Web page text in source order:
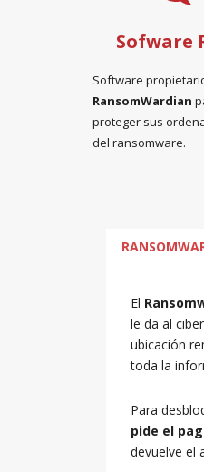
Sofware
Software
RansomWardian
proteger sus
del ransomware.
El
le da al
ubicación
toda la
Para
pide el
devuelve el